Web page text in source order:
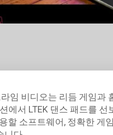
임 비디오는 리듬 게임
에서 LTEK 댄스 패드를
할 소프트웨어, 정확한 게